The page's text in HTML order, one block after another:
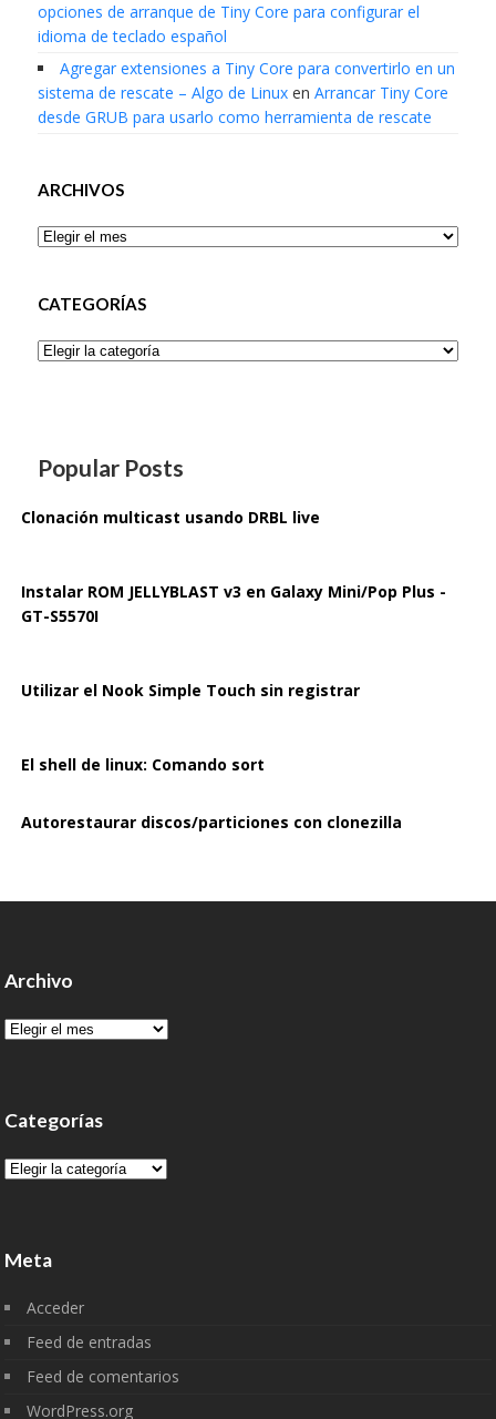
opciones de arranque de Tiny Core para configurar el
idioma de teclado español
Agregar extensiones a Tiny Core para convertirlo en un
sistema de rescate – Algo de Linuxen Arrancar Tiny Core
desde GRUB para usarlo como herramienta de rescate
ARCHIVOS
Archivos
CATEGORÍAS
Categorías
Popular Posts
Clonación multicast usando DRBL live
Instalar ROM JELLYBLAST v3 en Galaxy Mini/Pop Plus -
GT-S5570I
Utilizar el Nook Simple Touch sin registrar
El shell de linux: Comando sort
Autorestaurar discos/particiones con clonezilla
Archivo
Archivo
Categorías
Categorías
Meta
Acceder
Feed de entradas
Feed de comentarios
WordPress.org